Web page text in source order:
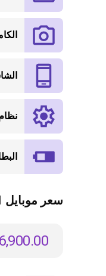
سعر موبايل Vivo V21
6,900.00